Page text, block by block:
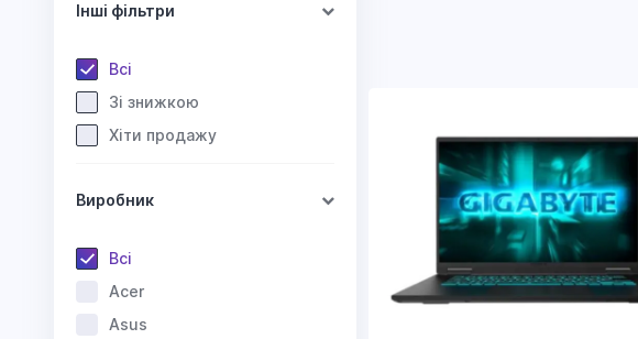
Інші фільтри
Всі
Зі знижкою
Хіти продажу
Виробник
Всі
Acer
Asus